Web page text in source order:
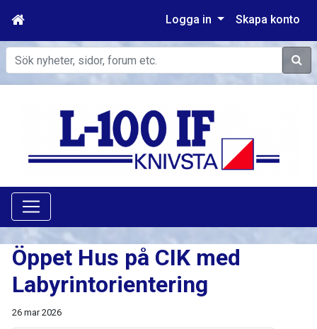
Logga in Skapa konto
Sök
Öppet Hus på CIK med
Labyrintorientering
26 mar 2026